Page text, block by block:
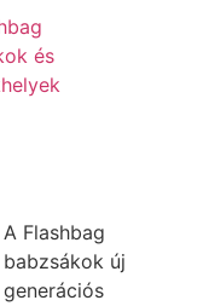
A Flashbag
babzsákok új
generációs